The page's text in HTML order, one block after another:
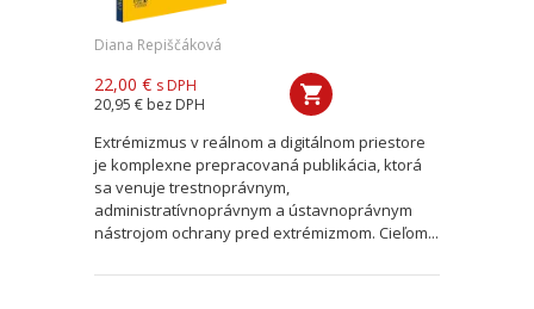
Diana Repiščáková
22,00 € s DPH
20,95 € bez DPH
Extrémizmus v reálnom a digitálnom priestore
je komplexne prepracovaná publikácia, ktorá
sa venuje trestnoprávnym,
administratívnoprávnym a ústavnoprávnym
nástrojom ochrany pred extrémizmom. Cieľom...